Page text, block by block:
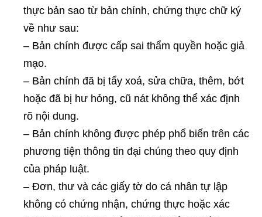
thực bản sao từ bản chính, chứng thực chữ ký
về như sau:
– Bản chính được cấp sai thẩm quyền hoặc giả
mạo.
– Bản chính đã bị tẩy xoá, sửa chữa, thêm, bớt
hoặc đã bị hư hỏng, cũ nát không thể xác định
rõ nội dung.
– Bản chính không được phép phổ biến trên các
phương tiện thông tin đại chúng theo quy định
của pháp luật.
– Đơn, thư và các giấy tờ do cá nhân tự lập
không có chứng nhận, chứng thực hoặc xác